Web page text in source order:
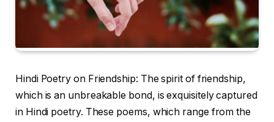
Hindi Poetry on Friendship: The spirit of friendship,
which is an unbreakable bond, is exquisitely captured
in Hindi poetry. These poems, which range from the